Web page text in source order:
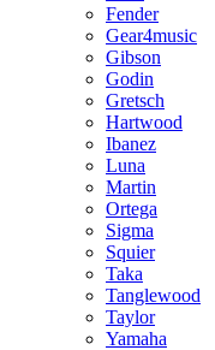
Fender
Gear4music
Gibson
Godin
Gretsch
Hartwood
Ibanez
Luna
Martin
Ortega
Sigma
Squier
Taka
Tanglewood
Taylor
Yamaha